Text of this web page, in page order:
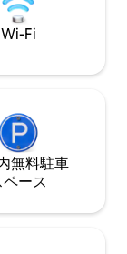
Wi-Fi
無料駐⁠車
ペ⁠ー⁠ス